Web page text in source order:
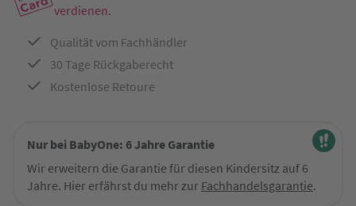
verdienen.
Qualität vom Fachhändler
30 Tage Rückgaberecht
Kostenlose Retoure
Nur bei BabyOne: 6 Jahre Garantie
Wir erweitern die Garantie für diesen Kindersitz auf 6
Jahre. Hier erfährst du mehr zur Fachhandelsgarantie.